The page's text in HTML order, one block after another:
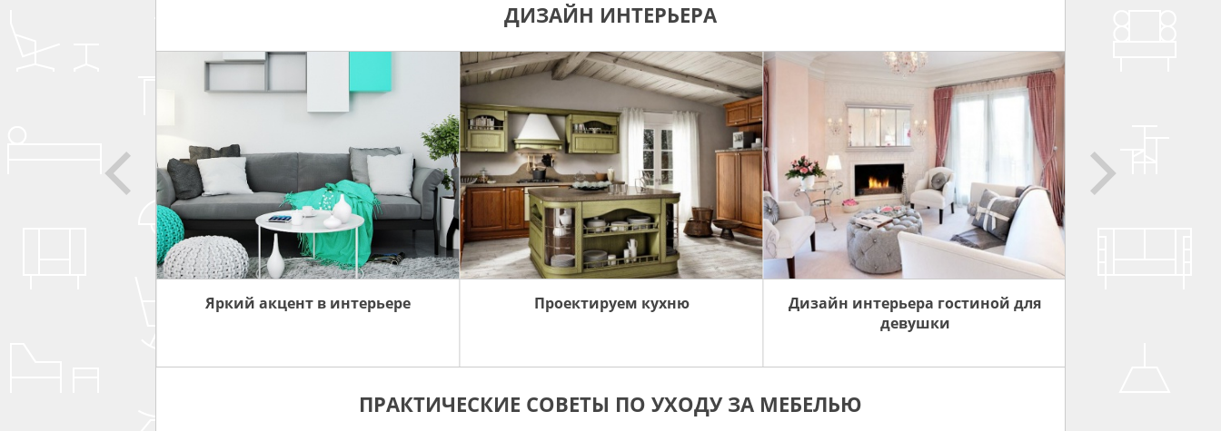
ДИЗАЙН ИНТЕРЬЕРА
Яркий акцент в интерьере Проектируем кухню
Дизайн интерьера гостиной для
девушки
ПРАКТИЧЕСКИЕ СОВЕТЫ ПО УХОДУ ЗА МЕБЕЛЬЮ